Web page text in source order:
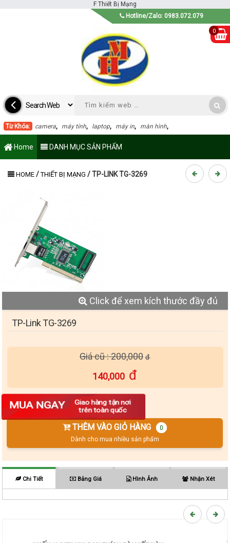
F Thiết Bị Mạng
Hotline/Zalo: 0983.072.079
Từ Khóa: camera, máy tính, laptop, máy in, màn hình,
Home DANH MỤC SẢN PHẨM
HOME /THIẾT BỊ MẠNG /TP-LINK TG-3269
Click để xem kích thước đầy đủ
TP-Link TG-3269
Giá cũ : 200,000
140,000
MUA NGAY
Giao hàng tận nơi
trên toàn quốc
Số lượng
THÊM VÀO GIỎ HÀNG
0
Dành cho mua nhiều sản phẩm
Chi Tiết Bảng Giá Hình Ảnh Nhận Xét
0